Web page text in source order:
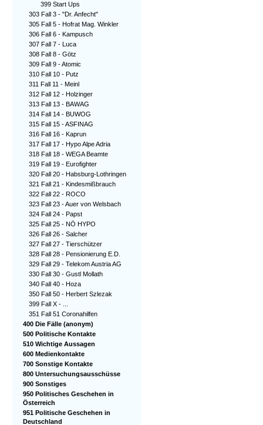
399 Start Ups
303 Fall 3 - "Dr. Anfecht"
305 Fall 5 - Hofrat Mag. Winkler
306 Fall 6 - Kampusch
307 Fall 7 - Luca
308 Fall 8 - Götz
309 Fall 9 - Atomic
310 Fall 10 - Putz
311 Fall 11 - Meinl
312 Fall 12 - Holzinger
313 Fall 13 - BAWAG
314 Fall 14 - BUWOG
315 Fall 15 - ASFINAG
316 Fall 16 - Kaprun
317 Fall 17 - Hypo Alpe Adria
318 Fall 18 - WEGA Beamte
319 Fall 19 - Eurofighter
320 Fall 20 - Habsburg-Lothringen
321 Fall 21 - Kindesmißbrauch
322 Fall 22 - ROCO
323 Fall 23 - Auer von Welsbach
324 Fall 24 - Papst
325 Fall 25 - NÖ HYPO
326 Fall 26 - Salcher
327 Fall 27 - Tierschützer
328 Fall 28 - Pensionierung E.D.
329 Fall 29 - Telekom Austria AG
330 Fall 30 - Gustl Mollath
340 Fall 40 - Hoza
350 Fall 50 - Herbert Szlezak
399 Fall X - ...
351 Fall 51 Coronahilfen
400 Die Fälle (anonym)
500 Politische Kontakte
510 Wichtige Aussagen
600 Medienkontakte
700 Sonstige Kontakte
800 Untersuchungsausschüsse
900 Sonstiges
950 Politisches Geschehen in
Österreich
951 Politische Geschehen in
Deutschland